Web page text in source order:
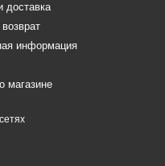
доставка
информация
магазине